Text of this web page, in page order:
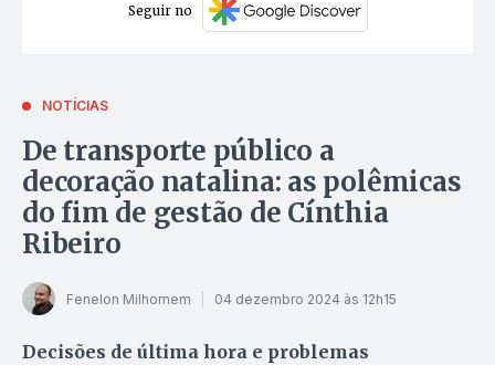
Seguir no
NOTÍCIAS
De transporte público a
decoração natalina: as polêmicas
do fim de gestão de Cínthia
Ribeiro
Fenelon Milhomem 04 dezembro 2024 às 12h15
Decisões de última hora e problemas